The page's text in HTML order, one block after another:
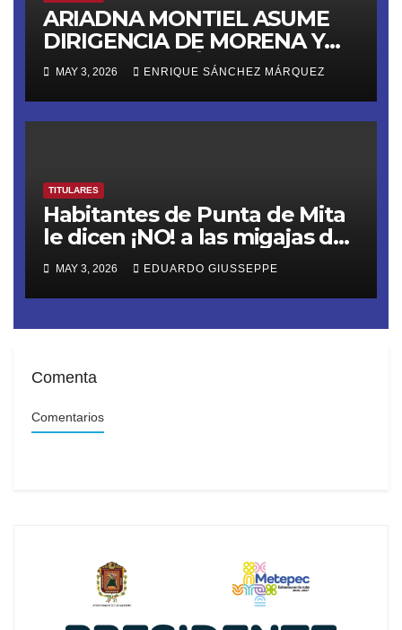
ARIADNA MONTIEL ASUME
DIRIGENCIA DE MORENA Y
LANZA ULTIMÁTUM RUMBO
AL 2027
MAY 3, 2026 ENRIQUE SÁNCHEZ MÁRQUEZ
TITULARES
Habitantes de Punta de Mita
le dicen ¡NO! a las migajas de
Grupo DINE. La empresa
construye un muro ilegal en
Playa Las Cocinas,
destruyendo nidos de
extinción
MAY 3, 2026 EDUARDO GIUSSEPPE
Comenta
Comentarios